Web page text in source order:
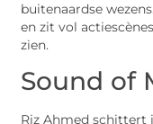
buitenaardse
en zit vol
zien.
Sound of
Riz Ahmed schittert